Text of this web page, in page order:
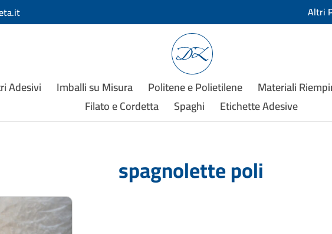
Altri
Adesivi Imballi su Misura Politene e Polietilene Materiali
Filato e Cordetta
Spaghi Etichette Adesive
spagnolette poli